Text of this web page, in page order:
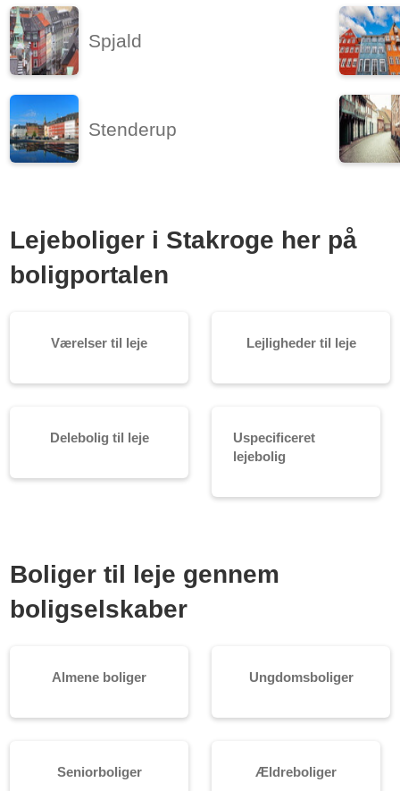
Spjald
Stenderup
Lejeboliger i Stakroge her på
boligportalen
Værelser til leje Lejligheder til leje
Delebolig til leje
Uspecificeret
lejebolig
Boliger til leje gennem
boligselskaber
Almene boliger Ungdomsboliger
Seniorboliger Ældreboliger